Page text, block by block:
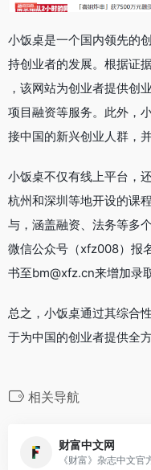
小饭桌是一个国内领先的
持创业者的发展。根据证
，该网站为创业者提供创
项目融资等服务。此外，
接中国的新兴创业人群，
小饭桌不仅有线上平台，
杭州和深圳等地开设的课
与，涵盖融资、法务等多
微信公众号（xfz008）报
书至bm@xfz.cn来增加录
总之，小饭桌通过其综合
于为中国的创业者提供全
相关导航
财富中文网
《财富》杂志中文官